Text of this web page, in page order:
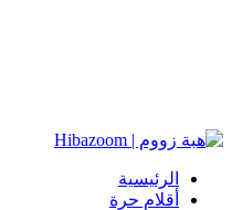
الرئيسية
أقلام حرة